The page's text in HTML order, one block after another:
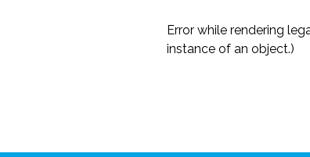
Error while rendering
instance of an object.)